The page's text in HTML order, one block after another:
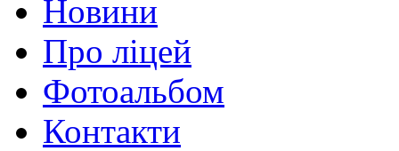
Новини
Про ліцей
Фотоальбом
Контакти